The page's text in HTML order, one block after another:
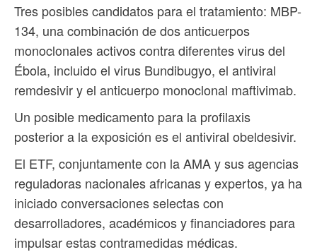
Tres posibles candidatos para el tratamiento: MBP-
134, una combinación de dos anticuerpos
monoclonales activos contra diferentes virus del
Ébola, incluido el virus Bundibugyo, el antiviral
remdesivir y el anticuerpo monoclonal maftivimab.
Un posible medicamento para la profilaxis
posterior a la exposición es el antiviral obeldesivir.
El ETF, conjuntamente con la AMA y sus agencias
reguladoras nacionales africanas y expertos, ya ha
iniciado conversaciones selectas con
desarrolladores, académicos y financiadores para
impulsar estas contramedidas médicas.